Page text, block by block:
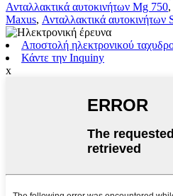
Ανταλλακτικά αυτοκινήτων Mg 750,
Maxus, Ανταλλακτικά
Αποστολή ηλεκτρονικού
Κάντε την Inquiny
x